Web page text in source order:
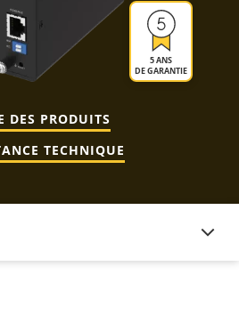
5 ANS
DE GARANTIE
DES PRODUITS
TECHNIQUE